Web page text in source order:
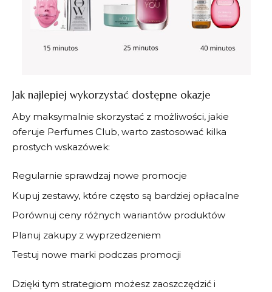
Jak najlepiej wykorzystać dostępne okazje
Aby maksymalnie skorzystać z możliwości, jakie
oferuje Perfumes Club, warto zastosować kilka
prostych wskazówek:
Regularnie sprawdzaj nowe promocje
Kupuj zestawy, które często są bardziej opłacalne
Porównuj ceny różnych wariantów produktów
Planuj zakupy z wyprzedzeniem
Testuj nowe marki podczas promocji
Dzięki tym strategiom możesz zaoszczędzić i